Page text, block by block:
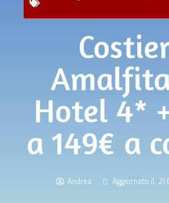
Hotel 4*
a 149€ a
Andrea Aggiornato il: 21